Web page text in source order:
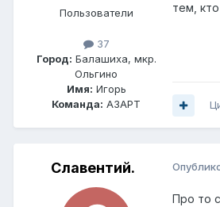
Пользователи
37
Город: Балашиха, мкр.
Ольгино
Имя: Игорь
Команда: АЗАРТ
тем,
Славентий.
Про то